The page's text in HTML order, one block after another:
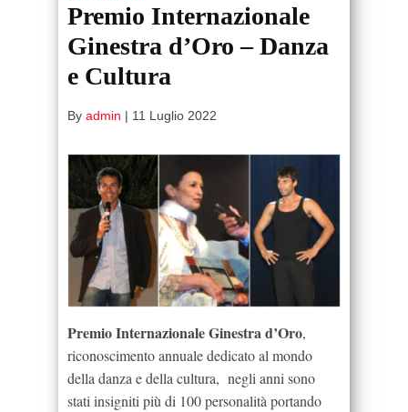
Premio Internazionale
Ginestra d’Oro – Danza
e Cultura
By admin | 11 Luglio 2022
Premio Internazionale Ginestra d’Oro,
riconoscimento annuale dedicato al mondo
della danza e della cultura, negli anni sono
stati insigniti più di 100 personalità portando